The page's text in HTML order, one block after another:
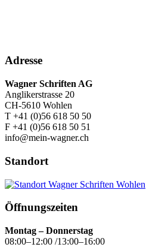
Adresse
Wagner Schriften AG
Anglikerstrasse 20
CH-5610 Wohlen
T +41 (0)56 618 50 50
F +41 (0)56 618 50 51
info@mein-wagner.ch
Standort
Öffnungszeiten
Montag – Donnerstag
08:00–12:00 /13:00–16:00